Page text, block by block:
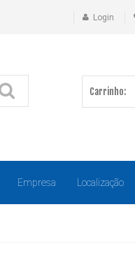
Login
Carrinho:
Localização
Empresa